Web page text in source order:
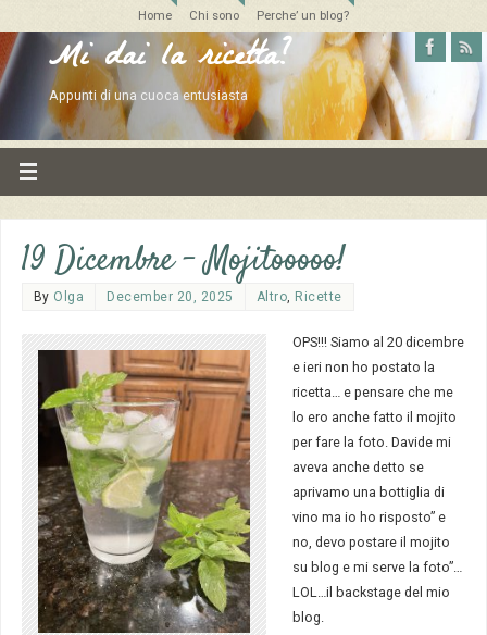
Home Chi sono Perche’ un blog?
Mi dai la ricetta?
Appunti di una cuoca entusiasta
19 Dicembre – Mojitooooo!
By Olga December 20, 2025 Altro, Ricette
OPS!!! Siamo al 20 dicembre
e ieri non ho postato la
ricetta… e pensare che me
lo ero anche fatto il mojito
per fare la foto. Davide mi
aveva anche detto se
aprivamo una bottiglia di
vino ma io ho risposto” e
no, devo postare il mojito
su blog e mi serve la foto”…
LOL…il backstage del mio
blog.